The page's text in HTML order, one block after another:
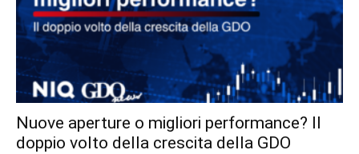
Nuove aperture o migliori performance? Il
doppio volto della crescita della GDO